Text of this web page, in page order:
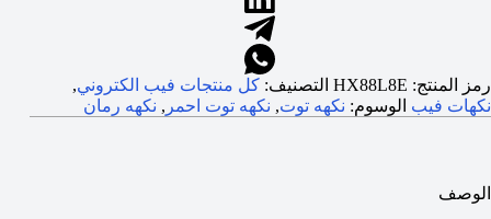
رمز المنتج: HX88L8E التصنيف: كل منتجات فيب الكتروني,
نكهات فيب الوسوم: نكهه توت, نكهه توت احمر , نكهه رمان
الوصف